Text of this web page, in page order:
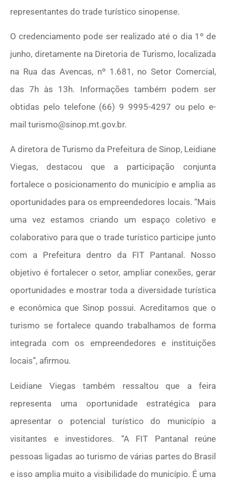
representantes do trade turístico sinopense.
O credenciamento pode ser realizado até o dia 1º de
junho, diretamente na Diretoria de Turismo, localizada
na Rua das Avencas, nº 1.681, no Setor Comercial,
das 7h às 13h. Informações também podem ser
obtidas pelo telefone (66) 9 9995-4297 ou pelo e-
mail turismo@sinop.mt.gov.br.
A diretora de Turismo da Prefeitura de Sinop, Leidiane
Viegas, destacou que a participação conjunta
fortalece o posicionamento do município e amplia as
oportunidades para os empreendedores locais. “Mais
uma vez estamos criando um espaço coletivo e
colaborativo para que o trade turístico participe junto
com a Prefeitura dentro da FIT Pantanal. Nosso
objetivo é fortalecer o setor, ampliar conexões, gerar
oportunidades e mostrar toda a diversidade turística
e econômica que Sinop possui. Acreditamos que o
turismo se fortalece quando trabalhamos de forma
integrada com os empreendedores e instituições
locais”, afirmou.
Leidiane Viegas também ressaltou que a feira
representa uma oportunidade estratégica para
apresentar o potencial turístico do município a
visitantes e investidores. “A FIT Pantanal reúne
pessoas ligadas ao turismo de várias partes do Brasil
e isso amplia muito a visibilidade do município. É uma